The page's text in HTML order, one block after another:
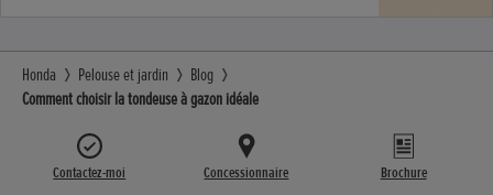
Honda Pelouse et jardin
Blog
Comment choisir la tondeuse à gazon idéale
Contactez-moi Concessionnaire Brochure